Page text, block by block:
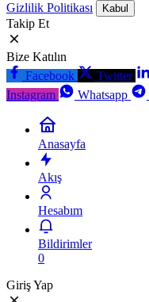
Gizlilik Politikası Kabul
Takip Et
Bize Katılın
Facebook
Twitter
Instagram
Whatsapp
Anasayfa
Akış
Hesabım
Bildirimler
0
Giriş Yap